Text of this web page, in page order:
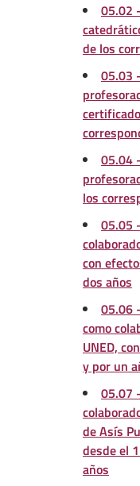
05.02
de los
05.03
05.04
los
05.05
con
dos años
05.06
como
UNED,
y por un
05.07
de Asís
desde el
años